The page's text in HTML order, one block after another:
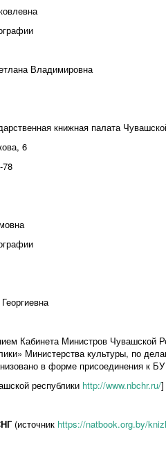
Владимировна
книжная палата
6
78
Кабинета Министров
Министерства культуры, по
в форме присоединения к
республики http://www.nbchr.ru/]
(источник https://natbook.org.by/